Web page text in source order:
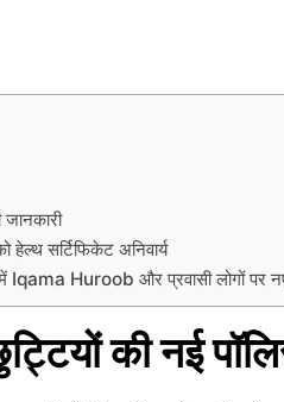
सर्टिफिकेट अनिवार्य
Huroob और प्रवासी लोगों पर
की नई